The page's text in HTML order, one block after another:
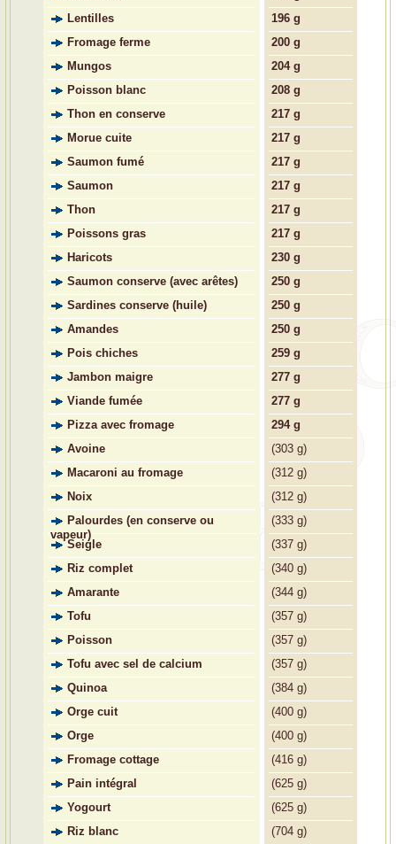
Lentilles
Fromage ferme
Mungos
Poisson blanc
Thon en conserve
Morue cuite
Saumon fumé
Saumon
Thon
Poissons gras
Haricots
Saumon conserve (avec arêtes)
Sardines conserve (huile)
Amandes
Pois chiches
Jambon maigre
Viande fumée
Pizza avec fromage
Avoine
Macaroni au fromage
Noix
Palourdes (en conserve ou
vapeur)
Seigle
Riz complet
Amarante
Tofu
Poisson
Tofu avec sel de calcium
Quinoa
Orge cuit
Orge
Fromage cottage
Pain intégral
Yogourt
Riz blanc
196 g
200 g
204 g
208 g
217 g
217 g
217 g
217 g
217 g
217 g
230 g
250 g
250 g
250 g
259 g
277 g
277 g
294 g
(303 g)
(312 g)
(312 g)
(333 g)
(337 g)
(340 g)
(344 g)
(357 g)
(357 g)
(357 g)
(384 g)
(400 g)
(400 g)
(416 g)
(625 g)
(625 g)
(704 g)